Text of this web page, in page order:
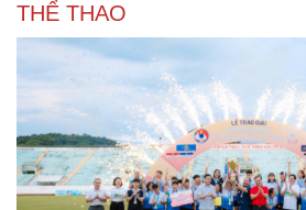
Văn hóa
Sân khấu - Điện ảnh
Văn học
Âm nhạc
Di sản
Giải
Thời
Sao
THỂ THAO